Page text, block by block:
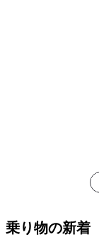
乗り物の新着